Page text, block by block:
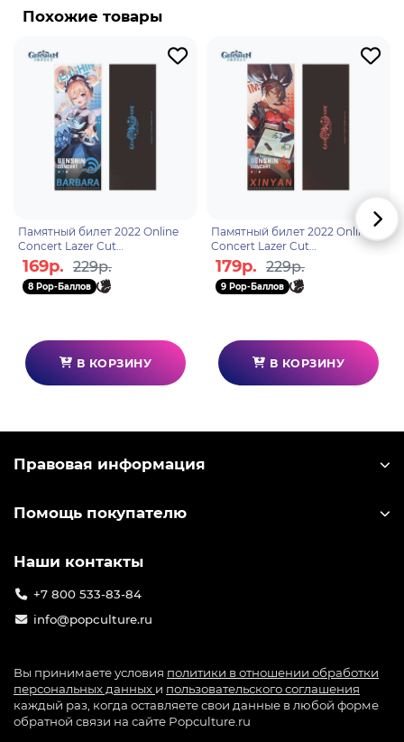
Онаодна из представителей молодого поколения
Народа Родников. Часто путешествует по
Натлану и подрабатывает гидом, показывая
интересные места и безопасные маршруты
путешественникам.
Похожие товары
Памятный билет 2022 Online
Concert Lazer Cut
Commemorative Ticket
Barbara 6975213684917
169р. 229р.
8 Pop-Баллов
В КОРЗИНУ
Памятный билет 2022 Online
Concert Lazer Cut
Commemorative Ticket Xinyan
6975213684887
179р. 229р.
9 Pop-Баллов
В КОРЗИНУ
Правовая информация
Помощь покупателю
Наши контакты
+7 800 533-83-84
info@popculture.ru
Вы принимаете условия политики в отношении обработки
персональных данных и пользовательского соглашения
каждый раз, когда оставляете свои данные в любой форме
обратной связи на сайте Popculture.ru